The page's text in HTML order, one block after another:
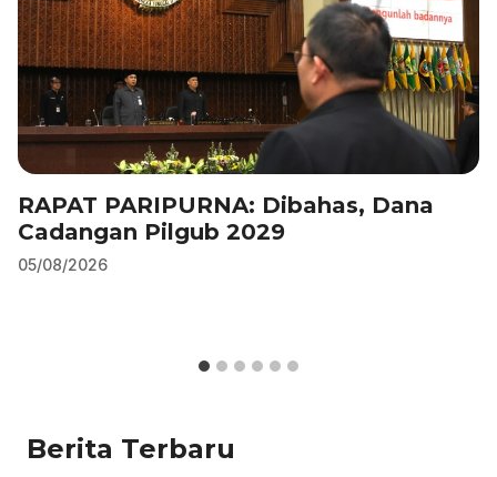
RAPAT PARIPURNA: Dibahas, Dana
Cadangan Pilgub 2029
05/08/2026
Berita Terbaru